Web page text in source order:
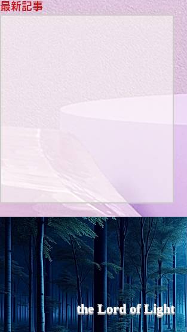
Favorite
レジリエ
最新記事
政府の医療費削減政策の裏読
ここ数年、異常に、予防接種が
増えている。しかも高い。 超私
的に、原因を考察してみた。
1，製薬メーカーが、薬価の引き
the Lord of Light